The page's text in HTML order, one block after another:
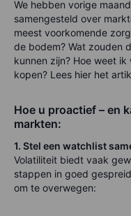
We hebben vorige
samengesteld over
meest voorkomende
de bodem? Wat zouden
kunnen zijn? Hoe weet
kopen? Lees hier het
Hoe u proactief – en
markten:
1. Stel een watchlist
Volatiliteit biedt vaak
stappen in goed
om te overwegen: